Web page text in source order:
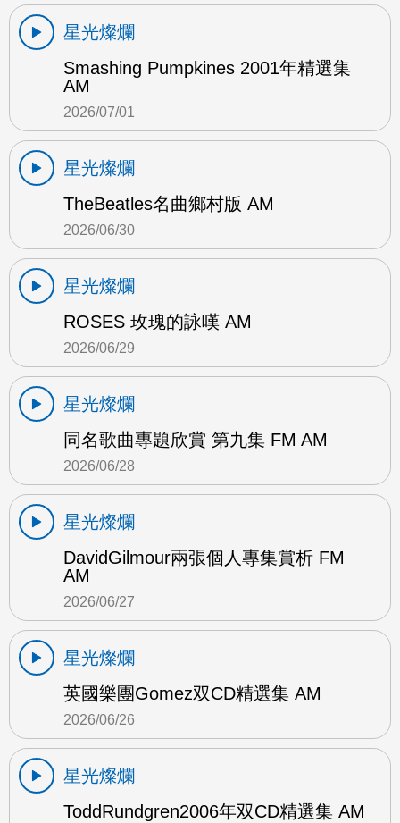
星光燦爛
Smashing Pumpkines 2001年精選集
AM
2026/07/01
星光燦爛
TheBeatles名曲鄉村版 AM
2026/06/30
星光燦爛
ROSES 玫瑰的詠嘆 AM
2026/06/29
星光燦爛
同名歌曲專題欣賞 第九集 FM AM
2026/06/28
星光燦爛
DavidGilmour兩張個人專集賞析 FM
AM
2026/06/27
星光燦爛
英國樂團Gomez双CD精選集 AM
2026/06/26
星光燦爛
ToddRundgren2006年双CD精選集 AM